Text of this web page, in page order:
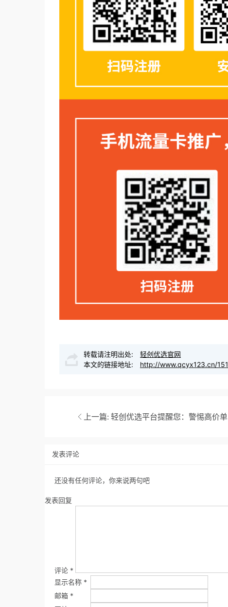
转载请注明出处:
轻创优选官网
本文的链接地址:
http://www.qcyx123.cn/
上一篇: 轻创优选平台提醒您：警惕高价单
发表评论
还没有任何评论，你来说两句吧
发表回复
评论 *
显示名称 *
邮箱 *